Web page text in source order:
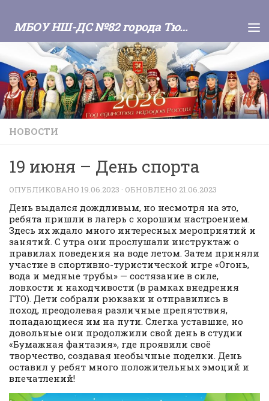
МБОУ НШ-ДС №82 города Тюмени
НОВОСТИ
19 июня – День спорта
ОПУБЛИКОВАНО 19.06.2023 · ОБНОВЛЕНО 21.06.2023
День выдался дождливым, но несмотря на это,
ребята пришли в лагерь с хорошим настроением.
Здесь их ждало много интересных мероприятий и
занятий. С утра они прослушали инструктаж о
правилах поведения на воде летом. Затем приняли
участие в спортивно-туристической игре «Огонь,
вода и медные трубы» — состязание в силе,
ловкости и находчивости (в рамках внедрения
ГТО). Дети собрали рюкзаки и отправились в
поход, преодолевая различные препятствия,
попадающиеся им на пути. Слегка уставшие, но
довольные они продолжили свой день в студии
«Бумажная фантазия», где проявили своё
творчество, создавая необычные поделки. День
оставил у ребят много положительных эмоций и
впечатлений!